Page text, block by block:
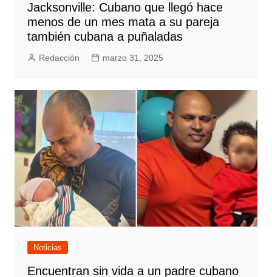
Jacksonville: Cubano que llegó hace
menos de un mes mata a su pareja
también cubana a puñaladas
Redacción marzo 31, 2025
Noticias
Encuentran sin vida a un padre cubano